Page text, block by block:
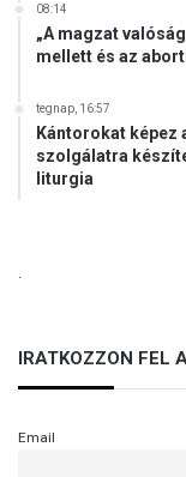
08:14
„A magzat
mellett és az
tegnap, 16:57
Kántorokat képez
szolgálatra
liturgia
IRATKOZZON FEL
Email